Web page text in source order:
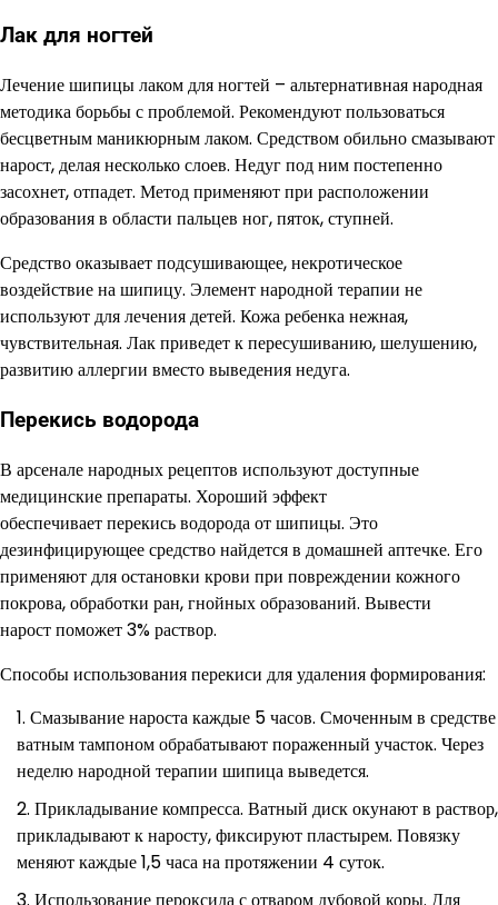
Лак для ногтей
Лечение шипицы лаком для ногтей – альтернативная народная
методика борьбы с проблемой. Рекомендуют пользоваться
бесцветным маникюрным лаком. Средством обильно смазывают
нарост, делая несколько слоев. Недуг под ним постепенно
засохнет, отпадет. Метод применяют при расположении
образования в области пальцев ног, пяток, ступней.
Средство оказывает подсушивающее, некротическое
воздействие на шипицу. Элемент народной терапии не
используют для лечения детей. Кожа ребенка нежная,
чувствительная. Лак приведет к пересушиванию, шелушению,
развитию аллергии вместо выведения недуга.
Перекись водорода
В арсенале народных рецептов используют доступные
медицинские препараты. Хороший эффект
обеспечивает перекись водорода от шипицы. Это
дезинфицирующее средство найдется в домашней аптечке. Его
применяют для остановки крови при повреждении кожного
покрова, обработки ран, гнойных образований. Вывести
нарост поможет 3% раствор.
Способы использования перекиси для удаления формирования:
Смазывание нароста каждые 5 часов. Смоченным в средстве
ватным тампоном обрабатывают пораженный участок. Через
неделю народной терапии шипица выведется.
Прикладывание компресса. Ватный диск окунают в раствор,
прикладывают к наросту, фиксируют пластырем. Повязку
меняют каждые 1,5 часа на протяжении 4 суток.
Использование пероксида с отваром дубовой коры. Для